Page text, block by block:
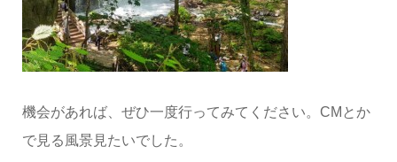
機会があれば、ぜひ一度行ってみてください。CMとか
で見る風景見たいでした。